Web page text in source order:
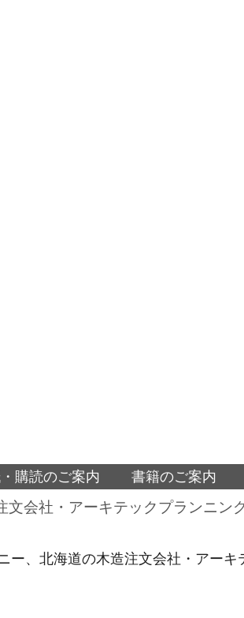
購読のご案内 書籍のご案内
会社・アーキテックプランニン
ー、北海道の木造注文会社・アー